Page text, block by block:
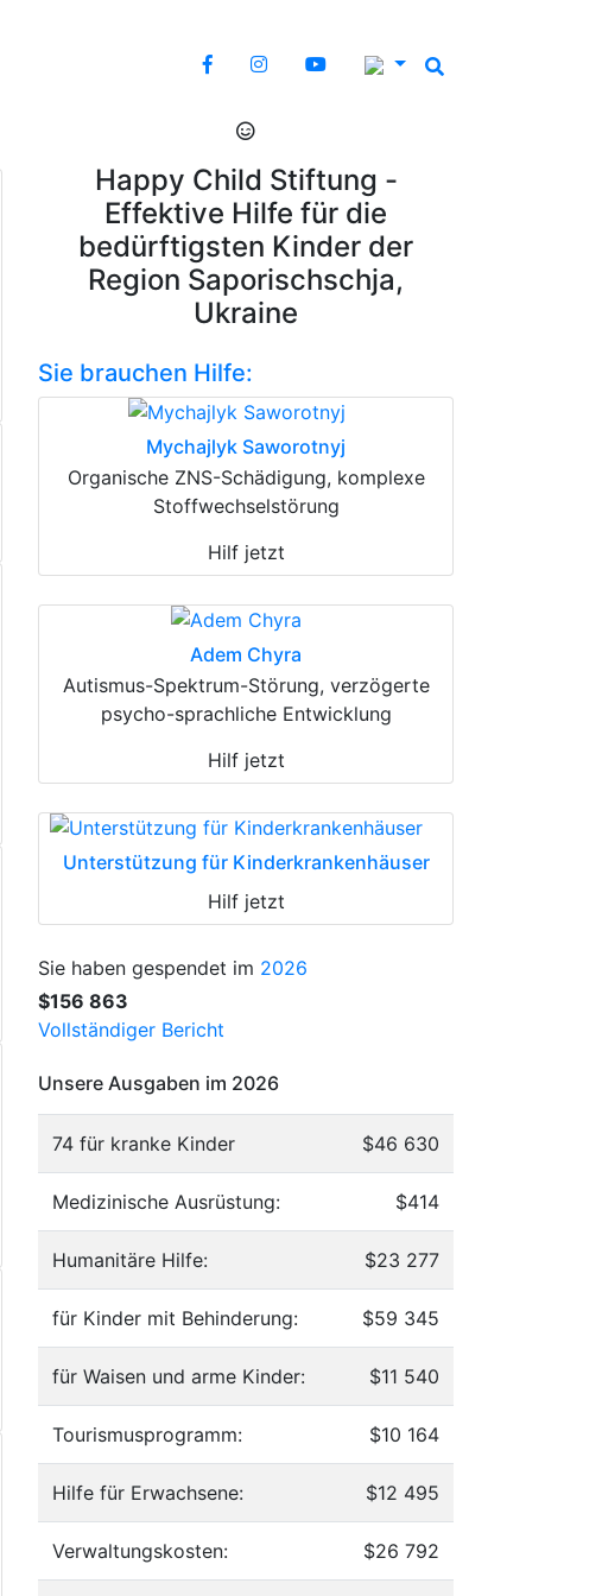
Happy Child Stiftung -
Effektive Hilfe für die
bedürftigsten Kinder der
Region Saporischschja,
Ukraine
Sie brauchen Hilfe:
Mychajlyk Saworotnyj
Organische ZNS-Schädigung, komplexe
Stoffwechselstörung
Hilf jetzt
Adem Chyra
Autismus-Spektrum-Störung, verzögerte
psycho-sprachliche Entwicklung
Hilf jetzt
Unterstützung für Kinderkrankenhäuser
Hilf jetzt
Sie haben gespendet im 2026
$156 863
Vollständiger Bericht
Unsere Ausgaben im 2026
74 für kranke Kinder $46 630
Medizinische Ausrüstung: $414
Humanitäre Hilfe: $23 277
für Kinder mit Behinderung: $59 345
für Waisen und arme Kinder: $11 540
Tourismusprogramm: $10 164
Hilfe für Erwachsene: $12 495
Verwaltungskosten: $26 792